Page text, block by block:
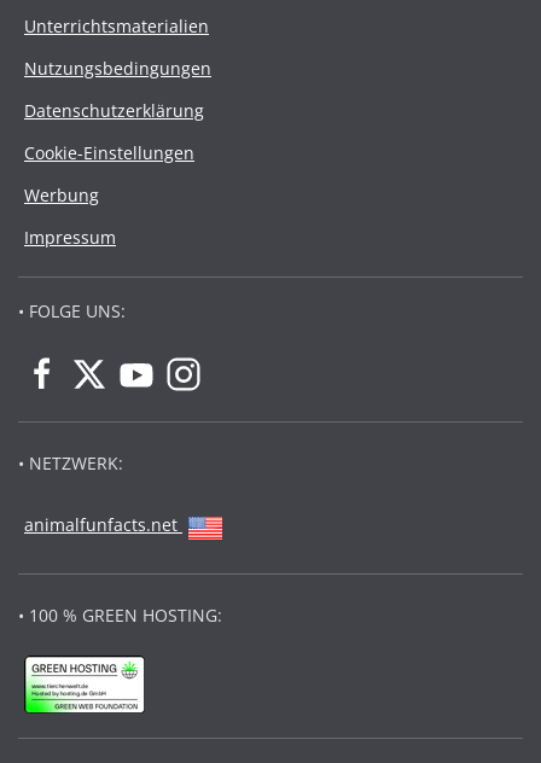
Unterrichtsmaterialien
Nutzungsbedingungen
Datenschutzerklärung
Cookie-Einstellungen
Werbung
Impressum
• FOLGE UNS:
• NETZWERK:
animalfunfacts.net
• 100 % GREEN HOSTING: